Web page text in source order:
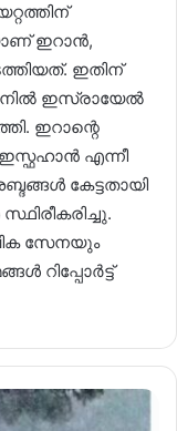
ഇറാൻ,
ഇതിന്
ഇസ്രായേൽ
ഇറാന്റെ
എന്നീ
കേട്ടതായി
സേനയും
റിപ്പോര്‍ട്ട്